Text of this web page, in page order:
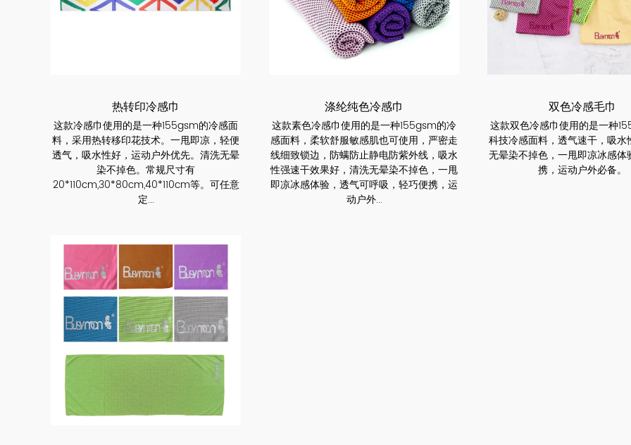
热转印冷感巾
这款冷感巾使用的是一种155gsm的冷感面
料，采用热转移印花技术。一甩即凉，轻便
透气，吸水性好，运动户外优先。清洗无晕
染不掉色。常规尺寸有
20*110cm,30*80cm,40*110cm等。可任意
定...
涤纶纯色冷感巾
这款素色冷感巾使用的是一种155gsm的冷
感面料，柔软舒服敏感肌也可使用，严密走
线细致锁边，防螨防止静电防紫外线，吸水
性强速干效果好，清洗无晕染不掉色，一甩
即凉冰感体验，透气可呼吸，轻巧便携，运
动户外...
双色冷感毛巾
这款双色冷感巾使用的是一种
科技冷感面料，透气速干，吸水
无晕染不掉色，一甩即凉冰感体
携，运动户外必备。